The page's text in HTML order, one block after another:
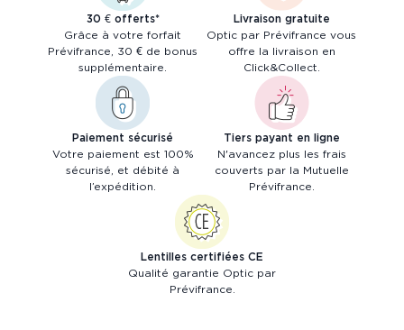
30 € offerts*
Grâce à votre forfait
Prévifrance, 30 € de bonus
supplémentaire.
Livraison gratuite
Optic par Prévifrance vous
offre la livraison en
Click&Collect.
Paiement sécurisé
Votre paiement est 100%
sécurisé, et débité à
l’expédition.
Tiers payant en ligne
N'avancez plus les frais
couverts par la Mutuelle
Prévifrance.
Lentilles certifiées CE
Qualité garantie Optic par
Prévifrance.